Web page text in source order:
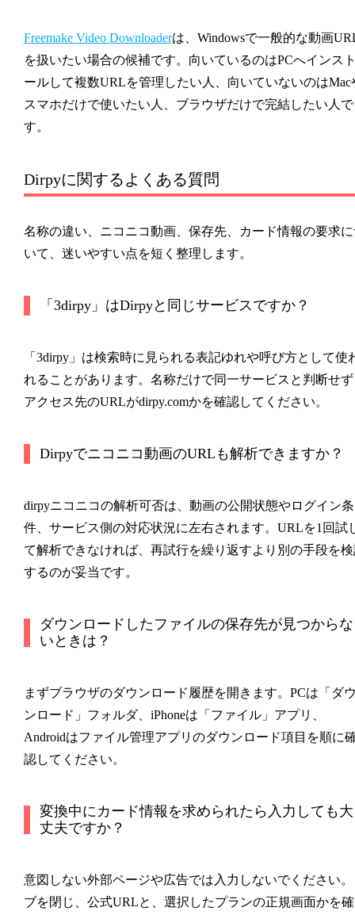
Freemake Video Downloaderは、Windowsで一般的な動画
を扱いたい場合の候補です。向いているのはPCへインス
ールして複数URLを管理したい人、向いていないのはMac
スマホだけで使いたい人、ブラウザだけで完結したい人で
す。
Dirpyに関するよくある質問
名称の違い、ニコニコ動画、保存先、カード情報の要求
いて、迷いやすい点を短く整理します。
「3dirpy」はDirpyと同じサービスですか？
「3dirpy」は検索時に見られる表記ゆれや呼び方として使
れることがあります。名称だけで同一サービスと判断せ
アクセス先のURLがdirpy.comかを確認してください。
Dirpyでニコニコ動画のURLも解析できますか？
dirpyニコニコの解析可否は、動画の公開状態やログイン条
件、サービス側の対応状況に左右されます。URLを1回試
て解析できなければ、再試行を繰り返すより別の手段を
するのが妥当です。
ダウンロードしたファイルの保存先が見つからな
いときは？
まずブラウザのダウンロード履歴を開きます。PCは「ダ
ンロード」フォルダ、iPhoneは「ファイル」アプリ、
Androidはファイル管理アプリのダウンロード項目を順に
認してください。
変換中にカード情報を求められたら入力しても大
丈夫ですか？
意図しない外部ページや広告では入力しないでください
ブを閉じ、公式URLと、選択したプランの正規画面かを確